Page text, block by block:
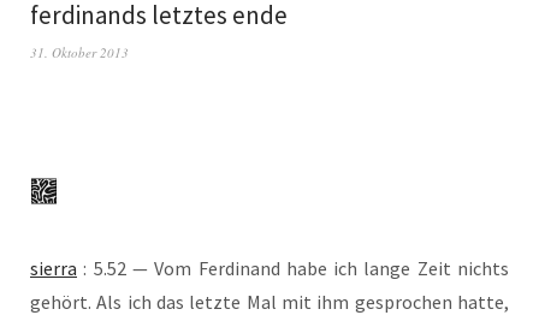
ferdinands letztes ende
31. Oktober 2013
sier­ra : 5.52 — Vom Fer­di­nand habe ich lan­ge Zeit nichts
gehört. Als ich das letz­te Mal mit ihm gespro­chen hat­te,